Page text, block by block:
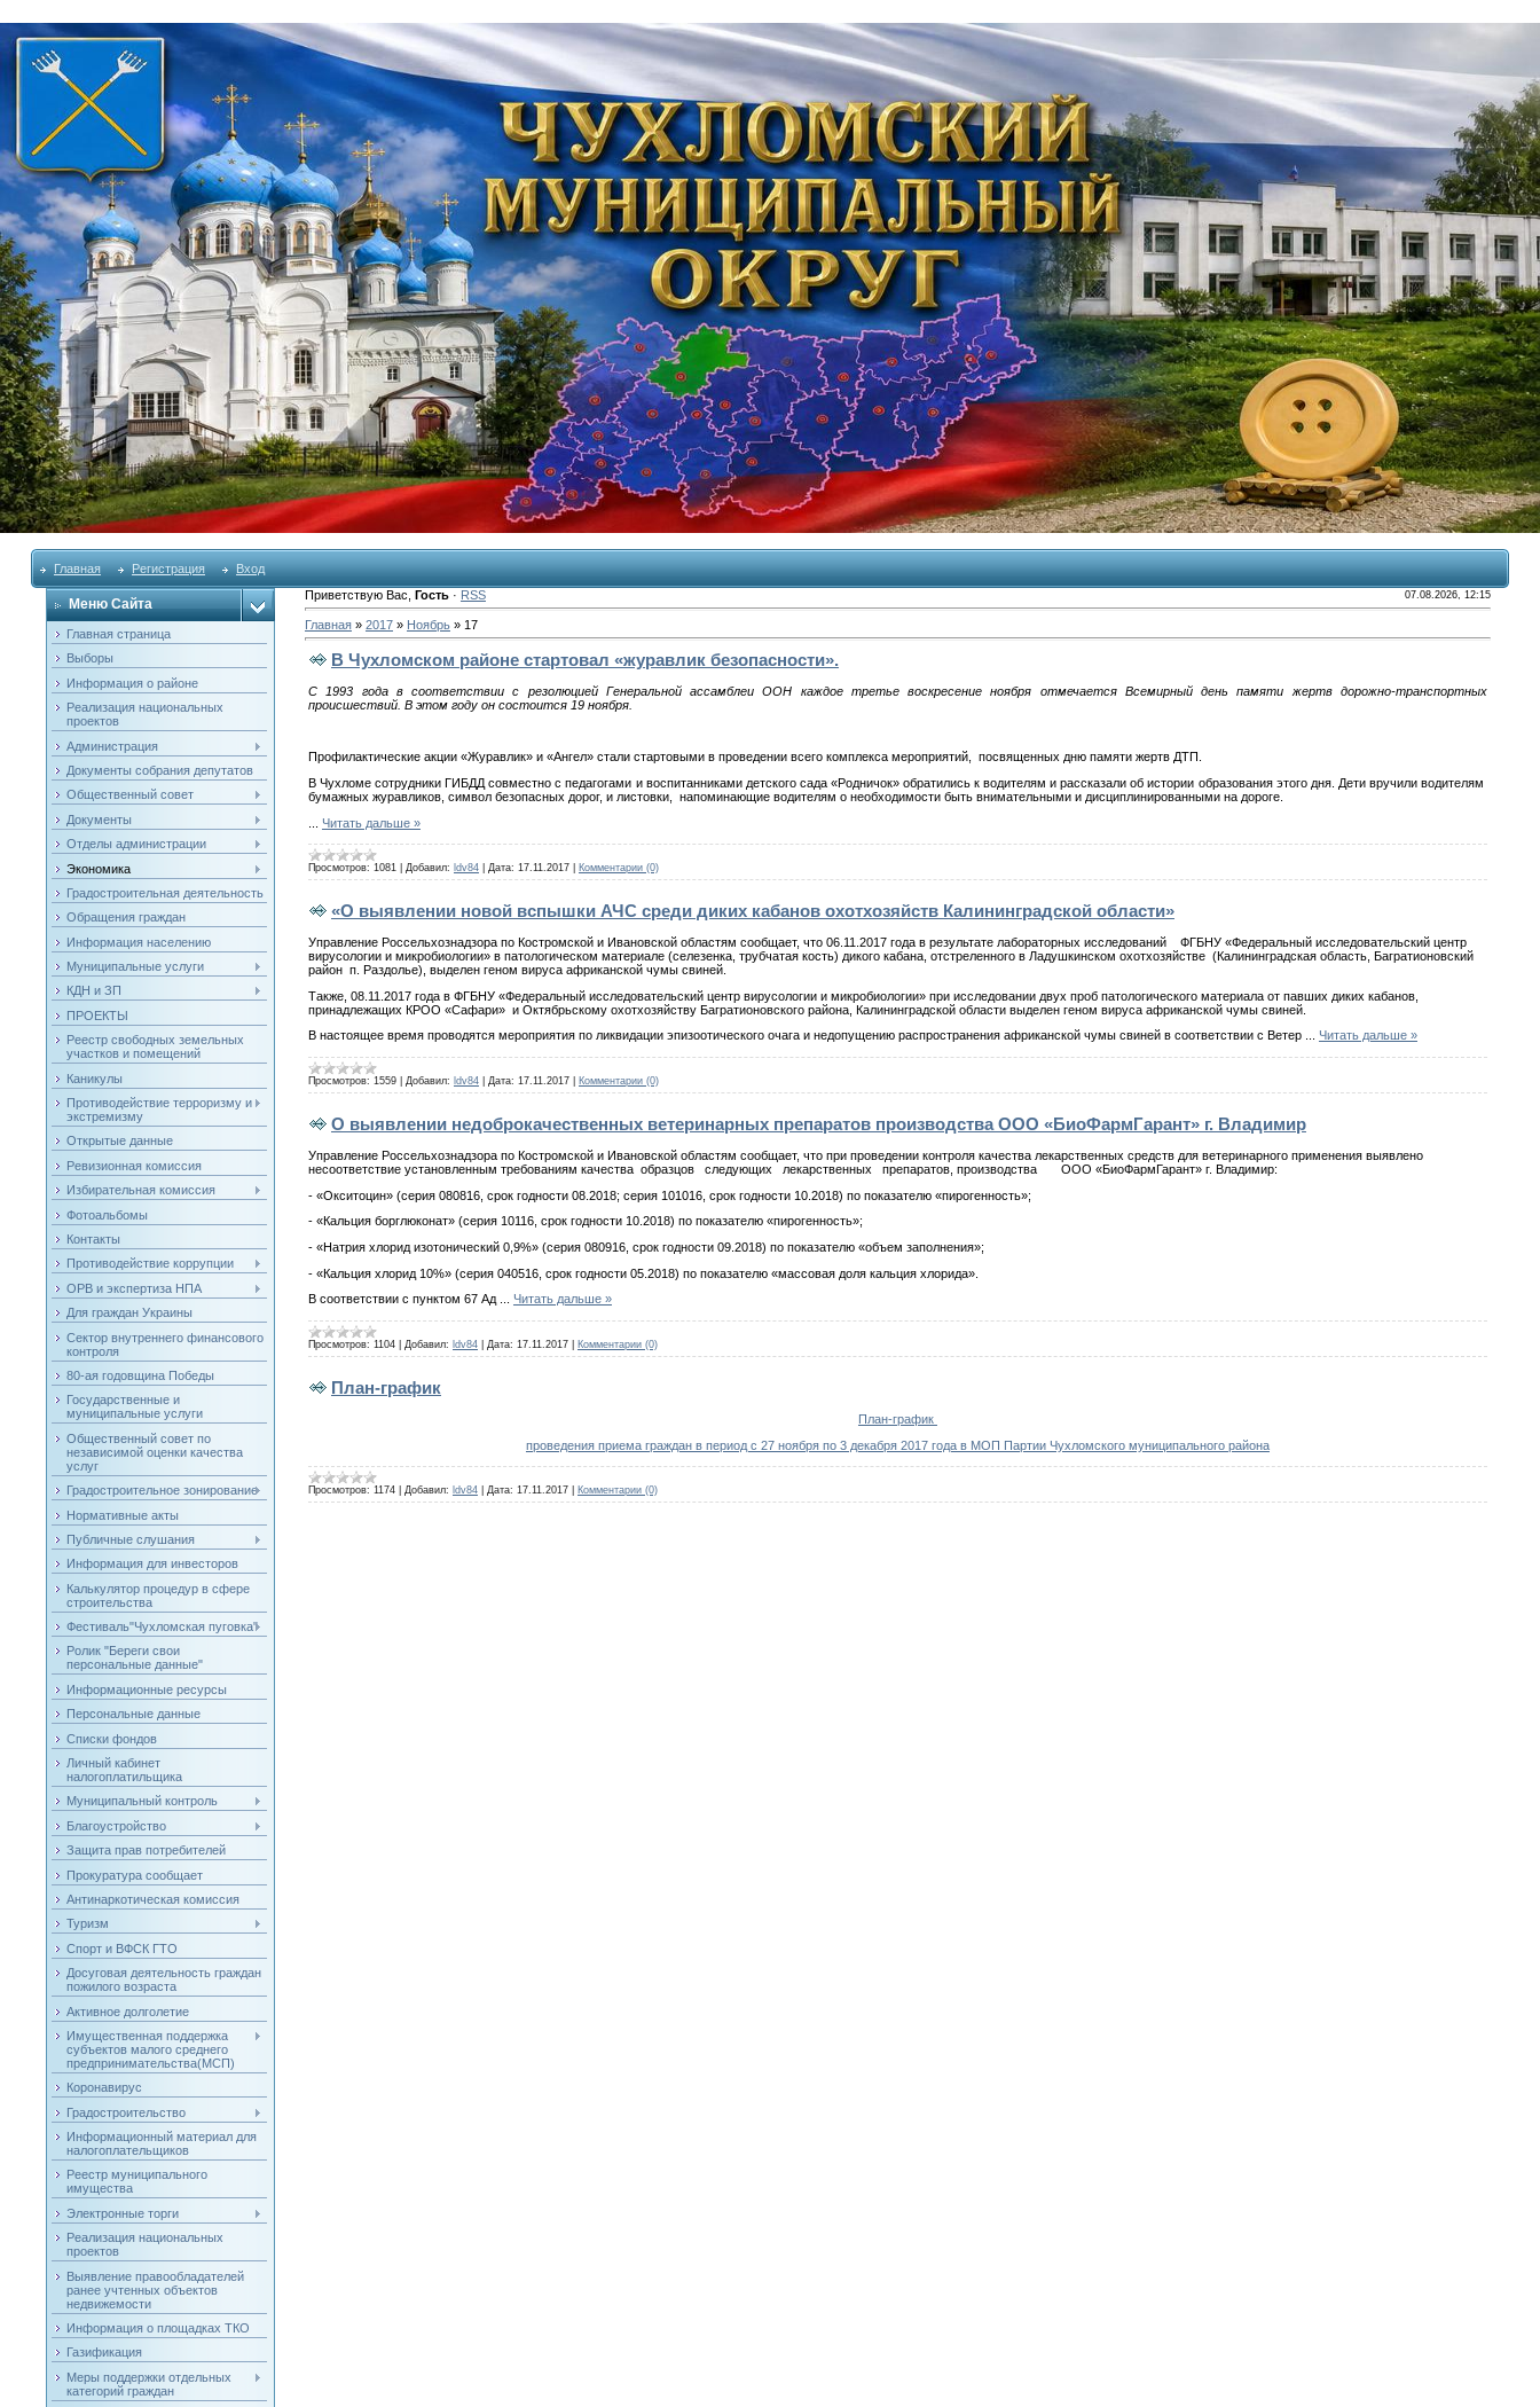
Главная Регистрация Вход
Меню Сайта
Главная страница
Выборы
Информация о районе
Реализация национальных
проектов
Администрация
Документы собрания депутатов
Общественный совет
Документы
Отделы администрации
Экономика
Градостроительная деятельность
Обращения граждан
Информация населению
Муниципальные услуги
КДН и ЗП
ПРОЕКТЫ
Реестр свободных земельных
участков и помещений
Каникулы
Противодействие терроризму и
экстремизму
Открытые данные
Ревизионная комиссия
Избирательная комиссия
Фотоальбомы
Контакты
Противодействие коррупции
ОРВ и экспертиза НПА
Для граждан Украины
Сектор внутреннего финансового
контроля
80-ая годовщина Победы
Государственные и
муниципальные услуги
Общественный совет по
независимой оценки качества
услуг
Градостроительное зонирование
Нормативные акты
Публичные слушания
Информация для инвесторов
Калькулятор процедур в сфере
строительства
Фестиваль"Чухломская пуговка"
Ролик "Береги свои
персональные данные"
Информационные ресурсы
Персональные данные
Списки фондов
Личный кабинет
налогоплатильщика
Муниципальный контроль
Благоустройство
Защита прав потребителей
Прокуратура сообщает
Антинаркотическая комиссия
Туризм
Спорт и ВФСК ГТО
Досуговая деятельность граждан
пожилого возраста
Активное долголетие
Имущественная поддержка
субъектов малого среднего
предпринимательства(МСП)
Коронавирус
Градостроительство
Информационный материал для
налогоплательщиков
Реестр муниципального
имущества
Электронные торги
Реализация национальных
проектов
Выявление правообладателей
ранее учтенных объектов
недвижемости
Информация о площадках ТКО
Газификация
Меры поддержки отдельных
категорий граждан
Приветствую Вас Гость· RSS 07.08.2026, 12:15
Главная» 2017 » Ноябрь » 17
В Чухломском районе стартовал «журавлик безопасности».
С 1993 года в соответствии с резолюцией Генеральной ассамблеи ООН каждое третье воскресение ноября отмечается Всемирный день памяти жертв дорожно-транспортных
происшествий. В этом году он состоится 19 ноября.
Профилактические акции «Журавлик» и «Ангел» стали стартовыми в проведении всего комплекса мероприятий, посвященных дню памяти жертв ДТП.
В Чухломе сотрудники ГИБДД совместно с педагогами и воспитанниками детского сада «Родничок» обратились к водителям и рассказали об истории образования этого дня. Дети вручили водителям
бумажных журавликов, символ безопасных дорог, и листовки, напоминающие водителям о необходимости быть внимательными и дисциплинированными на дороге.
Читать дальше »
Просмотров: 1081 Добавил: ldv84 Дата: 17.11.2017 Комментарии (0)
«О выявлении новой вспышки АЧС среди диких кабанов охотхозяйств Калининградской области»
Управление Россельхознадзора по Костромской и Ивановской областям сообщает, что 06.11.2017 года в результате лабораторных исследований ФГБНУ «Федеральный исследовательский центр
вирусологии и микробиологии» в патологическом материале (селезенка, трубчатая кость) дикого кабана, отстреленного в Ладушкинском охотхозяйстве (Калининградская область, Багратионовский
район п. Раздолье), выделен геном вируса африканской чумы свиней.
Также, 08.11.2017 года в ФГБНУ «Федеральный исследовательский центр вирусологии и микробиологии» при исследовании двух проб патологического материала от павших диких кабанов,
принадлежащих КРОО «Сафари» и Октябрьскому охотхозяйству Багратионовского района, Калининградской области выделен геном вируса африканской чумы свиней.
В настоящее время проводятся мероприятия по ликвидации эпизоотического очага и недопущению распространения африканской чумы свиней в соответствии с Ветер
Читать дальше »
Просмотров: 1559 Добавил: ldv84 Дата: 17.11.2017 Комментарии (0)
О выявлении недоброкачественных ветеринарных препаратов производства ООО «БиоФармГарант» г. Владимир
Управление Россельхознадзора по Костромской и Ивановской областям сообщает, что при проведении контроля качества лекарственных средств для ветеринарного применения выявлено
несоответствие установленным требованиям качества образцов следующих лекарственных препаратов, производства ООО «БиоФармГарант» г. Владимир:
- «Окситоцин» (серия 080816, срок годности 08.2018; серия 101016, срок годности 10.2018) по показателю «пирогенность»;
- «Кальция борглюконат» (серия 10116, срок годности 10.2018) по показателю «пирогенность»;
- «Натрия хлорид изотонический 0,9%» (серия 080916, срок годности 09.2018) по показателю «объем заполнения»;
- «Кальция хлорид 10%» (серия 040516, срок годности 05.2018) по показателю «массовая доля кальция хлорида».
В соответствии с пунктом 67 Ад
Читать дальше »
Просмотров: 1104 Добавил: ldv84 Дата: 17.11.2017 Комментарии (0)
План-график
План-график
проведения приема граждан в период с 27 ноября по 3 декабря 2017 года в МОП Партии Чухломского муниципального района
Просмотров: 1174 Добавил: ldv84 Дата: 17.11.2017 Комментарии (0)